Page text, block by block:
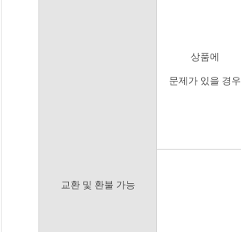
교환 및 환불 가능
상품에
문제가 있을 경우